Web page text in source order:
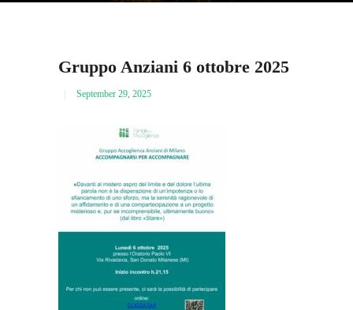
Gruppo Anziani 6 ottobre 2025
September 29, 2025